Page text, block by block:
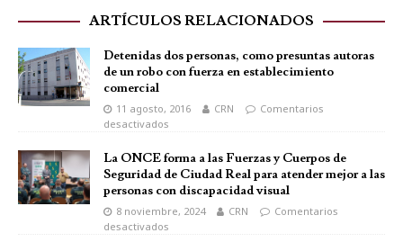
ARTÍCULOS RELACIONADOS
Detenidas dos personas, como presuntas autoras
de un robo con fuerza en establecimiento
comercial
11 agosto, 2016 CRN
Comentarios
desactivados
La ONCE forma a las Fuerzas y Cuerpos de
Seguridad de Ciudad Real para atender mejor a las
personas con discapacidad visual
8 noviembre, 2024 CRN
Comentarios
desactivados